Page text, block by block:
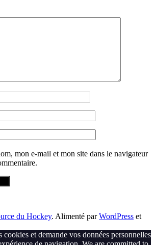
mon e-mail et mon site dans le navigateur
du Hockey. Alimenté parWordPress et
cookies et demande vos données personnelles